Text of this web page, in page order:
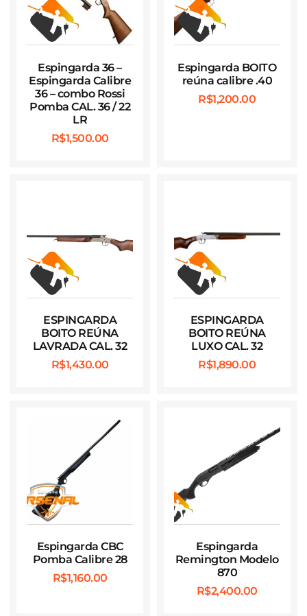
Espingarda 36 –
Espingarda Calibre
36 – combo Rossi
Pomba CAL. 36 / 22
LR
R$1,500.00
Espingarda BOITO
reúna calibre .40
R$1,200.00
ESPINGARDA
BOITO REÚNA
LAVRADA CAL. 32
R$1,430.00
ESPINGARDA
BOITO REÚNA
LUXO CAL. 32
R$1,890.00
Espingarda CBC
Pomba Calibre 28
R$1,160.00
Espingarda
Remington Modelo
870
R$2,400.00